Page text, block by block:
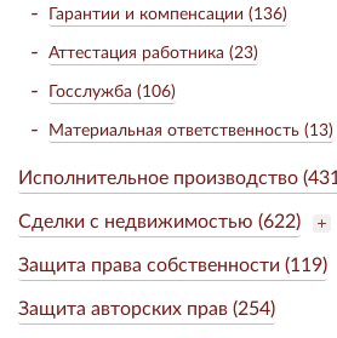
Гарантии и компенсации (136)
Аттестация работника (23)
Госслужба (106)
Материальная ответственность (13)
Исполнительное производство
Сделки с недвижимостью (622)
Защита права собственности (119)
Защита авторских прав (254)